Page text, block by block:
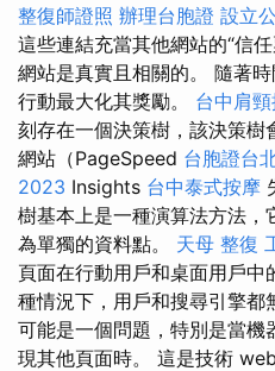
整復師證照 辦理台胞證 設立
這些連結充當其他網站的“信
網站是真實且相關的。 隨著
行動最大化其獎勵。 台中肩
刻存在一個決策樹，該決策樹
網站（PageSpeed 台胞證台
2023 Insights 台中泰式按摩
樹基本上是一種演算法方法，
為單獨的資料點。 天母 整復
頁面在行動用戶和桌面用戶
種情況下，用戶和搜尋引擎都
可能是一個問題，特別是當機
現其他頁面時。 這是技術